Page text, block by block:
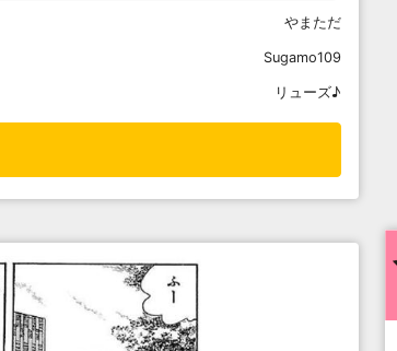
やまただ
Sugamo109
リューズ♪